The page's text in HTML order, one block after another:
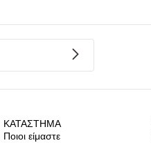
ΚΑΤΆΣΤΗΜΑ
Ποιοι είμαστε